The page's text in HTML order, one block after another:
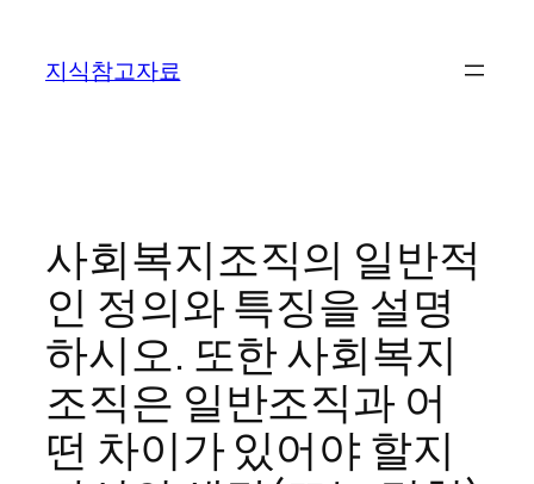
지식참고자료
사회복지조직의 일반적
인 정의와 특징을 설명
하시오. 또한 사회복지
조직은 일반조직과 어
떤 차이가 있어야 할지